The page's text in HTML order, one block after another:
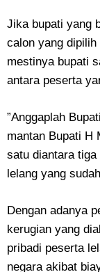
‎Jika bupati yang
calon yang
mestinya bupati
antara peserta
‎”Anggaplah
mantan Bupati H
satu diantara
lelang yang
‎Dengan adanya
kerugian yang
pribadi peserta
negara akibat